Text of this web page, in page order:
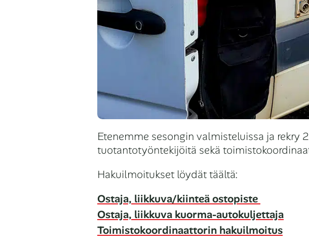
Etenemme sesongin valmisteluissa ja rekry
tuotantotyöntekijöitä sekä
Hakuilmoitukset löydät täältä:
Ostaja, liikkuva/kiinteä ostopiste
Ostaja, liikkuva kuorma-autokuljettaja
Toimistokoordinaattorin hakuilmoitus